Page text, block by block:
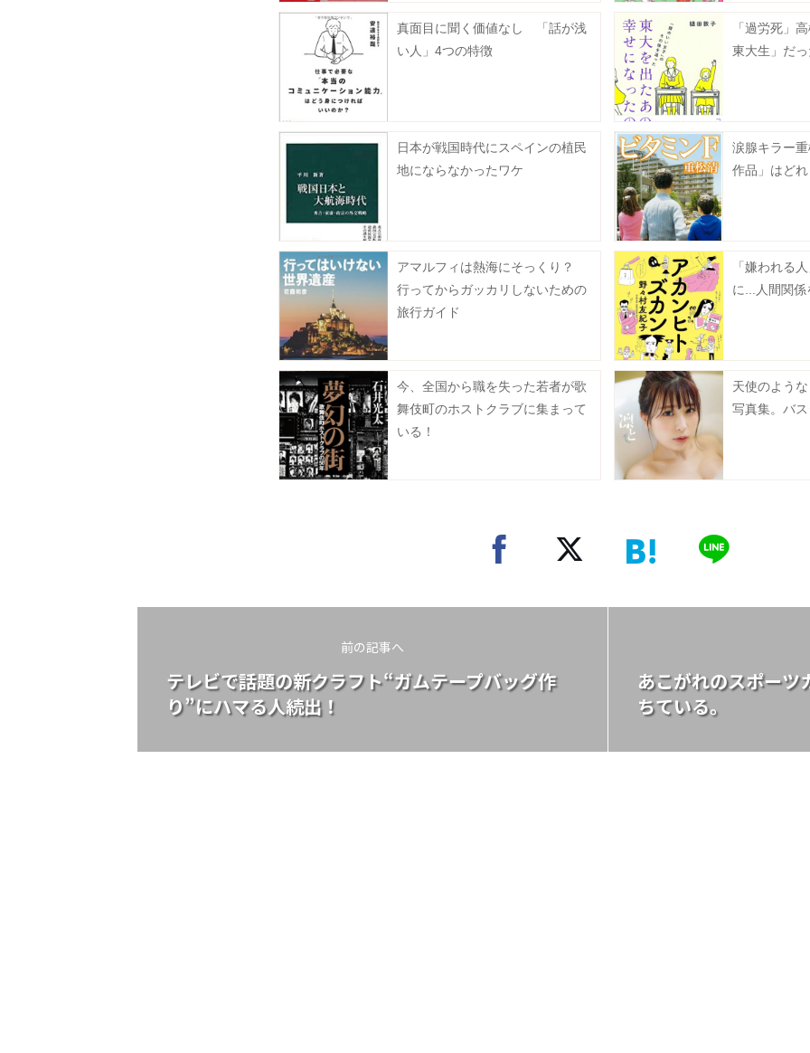
真面目に聞く価値なし 「話が浅
い人」4つの特徴
「過労死」
東大生」だ
日本が戦国時代にスペインの植民
地にならなかったワケ
涙腺キラー
作品」はど
アマルフィは熱海にそっくり？
行ってからガッカリしないための
旅行ガイド
「嫌われる
に...人間関
今、全国から職を失った若者が歌
舞伎町のホストクラブに集まって
いる！
天使のよう
写真集。バ
前の記事へ
テレビで話題の新クラフト“ガムテープバッグ作
り”にハマる人続出！
あこがれのスポーツ
ちている。